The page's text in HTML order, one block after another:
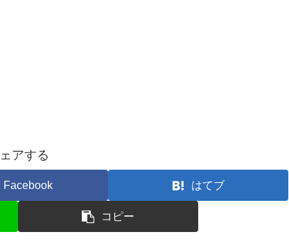
アする
Facebook はてブ
コピー